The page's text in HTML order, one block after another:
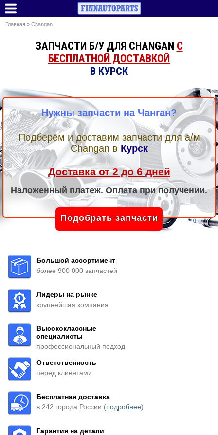
Главная » Changan
ЗАПЧАСТИ Б/У ДЛЯ CHANGAN С
БЕСПЛАТНОЙ ДОСТАВКОЙ
В КУРСК
Нужны запчасти на Чанган?
Подберём и доставим запчасти для а/м
Changan в Курск
Доставка от 2 до 6 дней
Наложенный платеж. Оплата при получении.
Подобрать запчасти
Большой ассортимент
более 900 000 запчастей
Лидеры на рынке
крупнейшая компания
Высококлассные
специалисты
профессиональный подход
Ответственность
перед клиентами
Бесплатная доставка
в 242 города России (подробнее)
Гарантия на детали